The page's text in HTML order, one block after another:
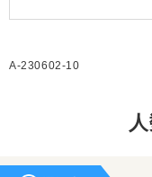
A-230602-10